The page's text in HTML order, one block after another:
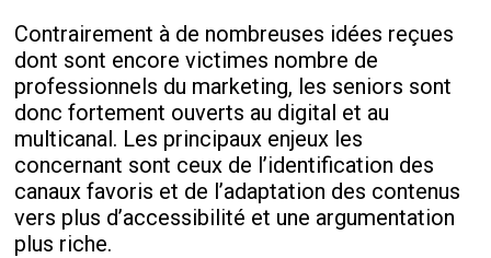
Contrairement à de nombreuses idées reçues
dont sont encore victimes nombre de
professionnels du marketing, les seniors sont
donc fortement ouverts au digital et au
multicanal. Les principaux enjeux les
concernant sont ceux de l’identification des
canaux favoris et de l’adaptation des contenus
vers plus d’accessibilité et une argumentation
plus riche.